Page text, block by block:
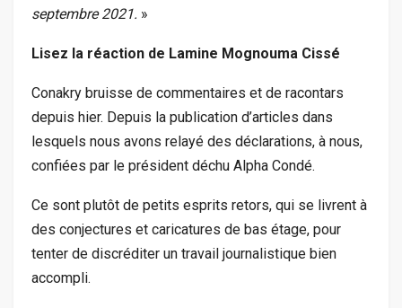
septembre 2021. »
Lisez la réaction de Lamine Mognouma Cissé
Conakry bruisse de commentaires et de racontars
depuis hier. Depuis la publication d’articles dans
lesquels nous avons relayé des déclarations, à nous,
confiées par le président déchu Alpha Condé.
Ce sont plutôt de petits esprits retors, qui se livrent à
des conjectures et caricatures de bas étage, pour
tenter de discréditer un travail journalistique bien
accompli.